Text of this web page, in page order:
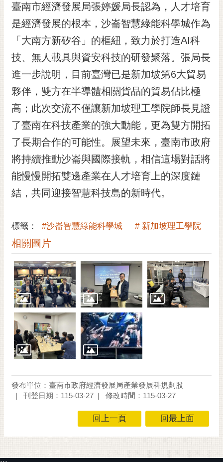
隱
私
權
安
全
政
策
網
資
料
放
宣
告
交
通
位
置
臺南市經濟發展局張婷媛局長認為，人才培育
是經濟發展的根本，沙崙智慧綠能科學城作為
「大南方新矽谷」的樞紐，致力於打造AI科
技、無人載具與資安科技的研發聚落。張局長
進一步說明，目前臺灣已是新加坡第6大貿易
夥伴，雙方在半導體相關貨品的貿易佔比極
高；此次交流不僅讓新加坡理工學院師長見證
了臺南在科技產業的強大動能，更為雙方開拓
了長期合作的可能性。展望未來，臺南市政府
將持續推動沙崙與國際接軌，相信這場對話將
能慢慢開拓雙邊產業在人才培育上的深度鏈
結，共同迎接智慧科技島的新時代。
標籤： #沙崙智慧綠能科學城 # 新加坡理工學院
相關圖片
發布單位：臺南市政府經濟發展局產業發展科規劃股
刊登日期：115-03-27
修改時間：115-03-27
回上一頁 回最上面